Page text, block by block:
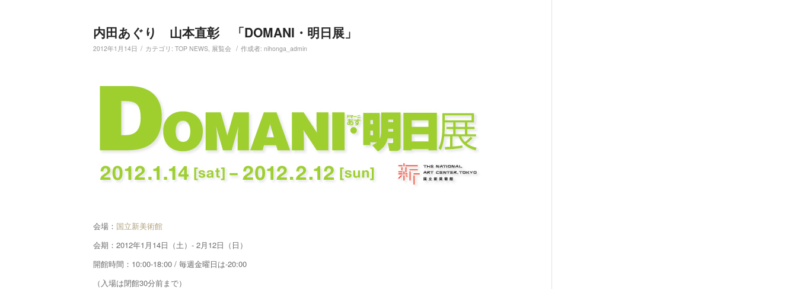
内田あぐり 山本直彰 「DOMANI・明日展」
2012年1月14日 / カテゴリ: TOP NEWS 展覧会 / 作成者: nihonga_admin
会場： 国立新美術館
会期：2012年1月14日（土）- 2月12日（日）
開館時間：10:00-18:00 / 毎週金曜日は-20:00
（入場は閉館30分前まで）